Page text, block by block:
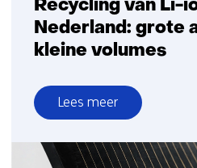
Recycling van Li-
Nederland: grote
kleine volumes
Lees meer
over
Recycling
van